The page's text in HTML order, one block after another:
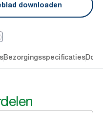
downloaden
Bezorgingsspecificaties